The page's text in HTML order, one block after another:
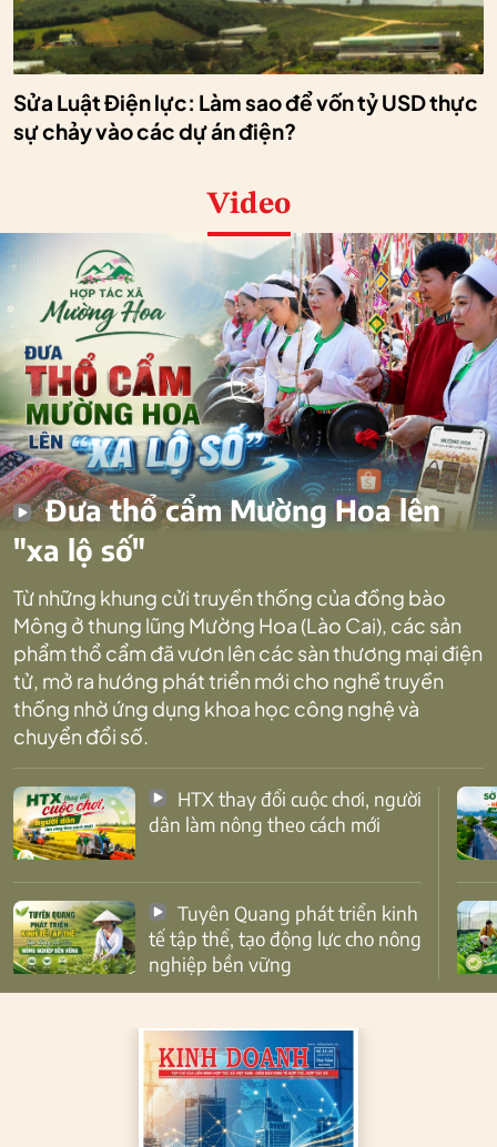
Sửa Luật Điện lực: Làm sao để vốn tỷ USD thực
sự chảy vào các dự án điện?
Video
Đưa thổ cẩm Mường Hoa lên
"xa lộ số"
Từ những khung cửi truyền thống của đồng bào
Mông ở thung lũng Mường Hoa (Lào Cai), các sản
phẩm thổ cẩm đã vươn lên các sàn thương mại điện
tử, mở ra hướng phát triển mới cho nghề truyền
thống nhờ ứng dụng khoa học công nghệ và
chuyển đổi số.
dân làm nông theo cách mới
tế tập thể, tạo động lực cho nông
nghiệp bền vững